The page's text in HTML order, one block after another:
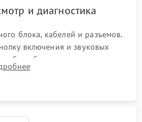
и диагностика
блока, кабелей и разъемов.
включения и звуковых
работы блока питания для
без полного разбора.